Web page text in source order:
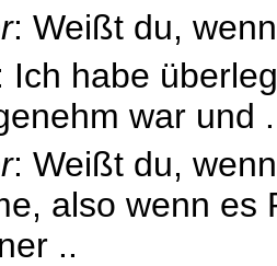
: Weißt du,
Ich habe
war und
: Weißt du,
also wenn es
..